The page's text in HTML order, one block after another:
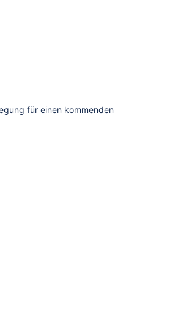
für einen kommenden